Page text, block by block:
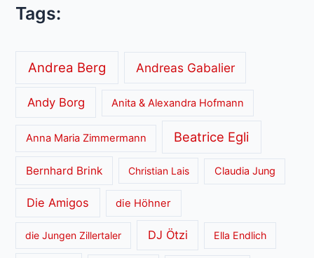
Tags:
Andrea Berg Andreas Gabalier
Andy Borg Anita & Alexandra Hofmann
Anna Maria Zimmermann Beatrice Egli
Bernhard Brink Christian Lais Claudia Jung
Die Amigos die Höhner
die Jungen Zillertaler DJ Ötzi Ella Endlich